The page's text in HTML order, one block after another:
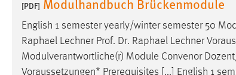
[PDF] Modulhandbuch Brückenmodule
English 1 semester yearly/winter semester 50
Raphael Lechner Prof. Dr. Raphael Lechner
Modulverantwortliche(r) Module Convenor
Voraussetzungen* Prerequisites [...] English 1
Sie tun dies, indem sie Besucher über Websites
hinweg verfolgen.
Google Ads